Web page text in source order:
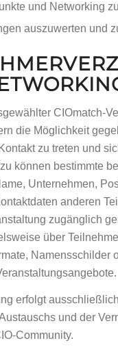
und Networking
auszuwerten und
CIOmatch-
die Möglichkeit
zu treten und
können bestimmte
Unternehmen,
anderen
zugänglich
über
Namensschilder
erfolgt
und der
Community.